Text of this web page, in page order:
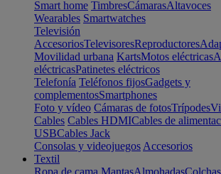
Smart home TimbresCámarasAltavoces
Wearables Smartwatches
Televisión
AccesoriosTelevisoresReproductores
Movilidad urbana KartsMotos eléctricas
eléctricasPatinetes eléctricos
Telefonía Teléfonos fijosGadgets y
complementosSmartphones
Foto y vídeo Cámaras de fotosTrípodes
Cables Cables HDMICables de
USBCables Jack
Consolas y videojuegos Accesorios
Textil
Ropa de cama MantasAlmohadasColchas